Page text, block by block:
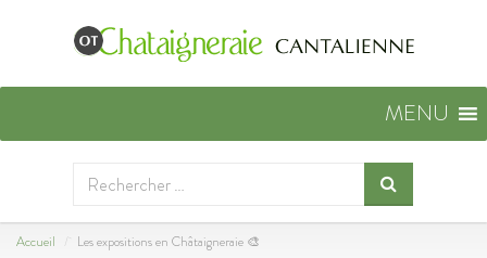
MENU
Accueil Les expositions en Châtaigneraie 🎨​